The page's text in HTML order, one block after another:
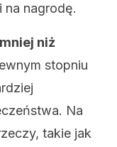
na nagrodę.
niż
stopniu
Na
takie jak